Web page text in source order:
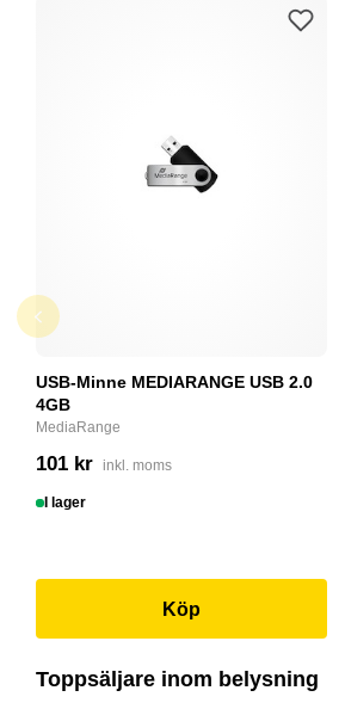
USB-Minne MEDIARANGE USB 2.0
4GB
MediaRange
101 kr inkl. moms
I lager
Köp
Toppsäljare inom belysning